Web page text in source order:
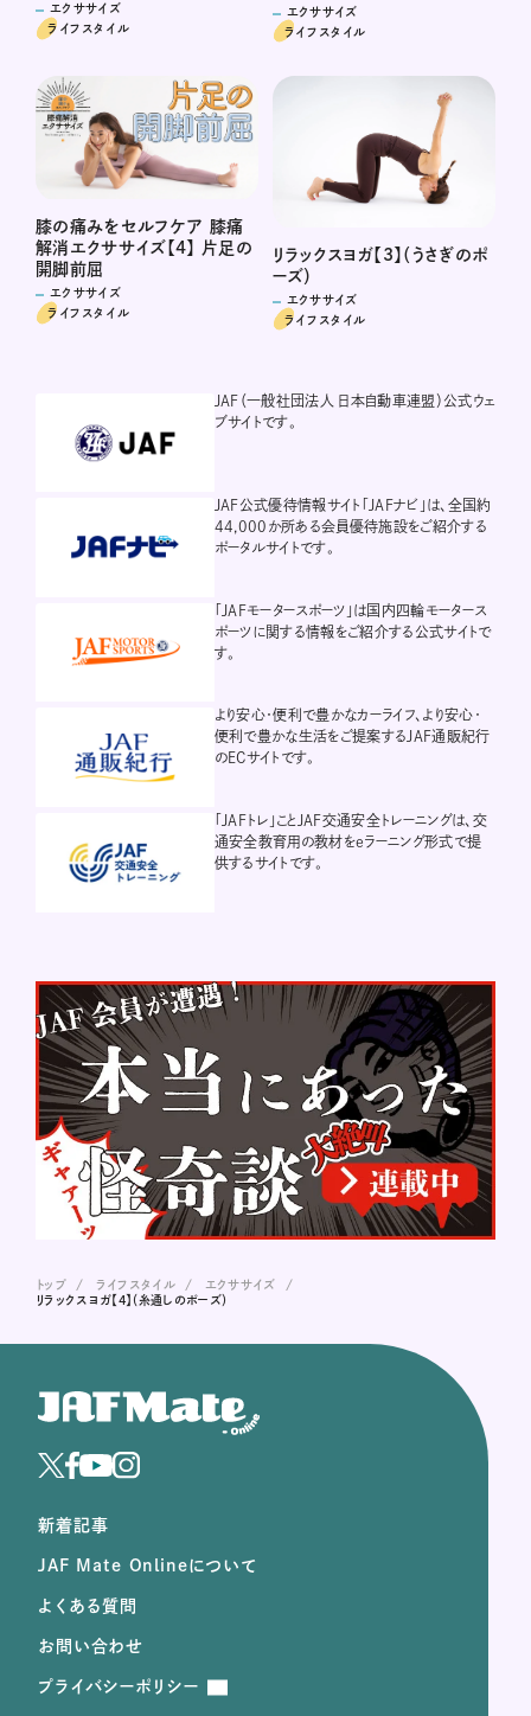
エクササイズ
ライフスタイル
エクササイズ
ライフスタイル
膝の痛みをセルフケア 膝痛
解消エクササイズ【4】 片足の
開脚前屈
エクササイズ
ライフスタイル
リラックスヨガ【3】（うさぎのポ
ーズ）
エクササイズ
ライフスタイル
JAF（一般社団法人 日本自動車連盟）公式ウェ
ブサイトです。
JAF公式優待情報サイト「JAFナビ」は、全国約
44,000か所ある会員優待施設をご紹介する
ポータルサイトです。
「JAFモータースポーツ」は国内四輪モータース
ポーツに関する情報をご紹介する公式サイトで
す。
より安心・便利で豊かなカーライフ、より安心・
便利で豊かな生活をご提案するJAF通販紀行
のECサイトです。
「JAFトレ」ことJAF交通安全トレーニングは、交
通安全教育用の教材をeラーニング形式で提
供するサイトです。
トップ ライフスタイル
エクササイズ
リラックスヨガ【4】（糸通しのポーズ）
新着記事
JAF Mate Onlineについて
よくある質問
お問い合わせ
プライバシーポリシー